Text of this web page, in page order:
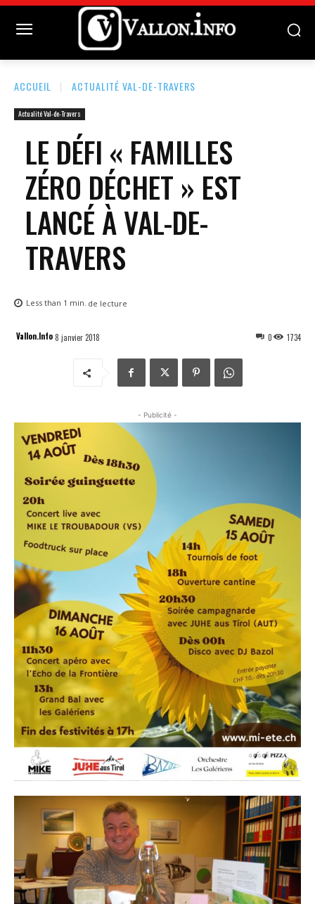
ACCUEIL ACTUALITÉ VAL-DE-TRAVERS
Actualité Val-de-Travers
LE DÉFI « FAMILLES
ZÉRO DÉCHET » EST
LANCÉ À VAL-DE-
TRAVERS
Less than 1 min. de lecture
Vallon.Info8 janvier 2018 1734
0
- Publicité -